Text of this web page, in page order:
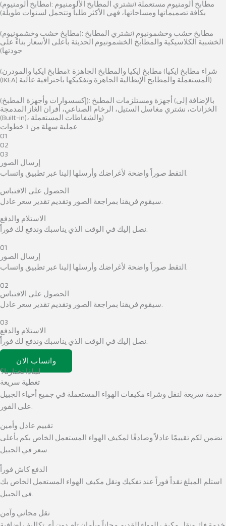
(مطابخ ألومنيوم): مطابخ ألومنيوم مستعملة (نشتري المطابخ الألومنيوم
بكافة تصميماتها ومساحاتها، فهي الأكثر طلباً وتتحمل لسنوات طويلة)
(مطابخ خشب وخشمونيوم): مطابخ خشب وخشمونيوم (نشتري المطابخ
الخشبية الكلاسيكية والمطابخ الخشمونيوم الحديثة بأعلى الأسعار بناءً على
جودتها)
(مطابخ ايكيا والمودرن): مطابخ ايكيا والمطابخ الجاهزة (شراء مطابخ ايكيا
(IKEA) المستعملة والمطابخ الإيطالية الجاهزة وتفكيكها باحترافية عالية)
(إكسسوارات وأجهزة المطبخ): أجهزة ومستلزمات المطبخ (بالإضافة إلى
الخزانات، نشتري مغاسل الستيل، الرخام الصناعي، أفران الغاز المدمجة
(Built-in)، والشفاطات المستعملة)
عملية سهلة من 3 خطوات
01
02
03
إرسال الصور
التقط صوراً واضحة لأغراضك وأرسلها إلينا عبر تطبيق واتساب.
الحصول على الاقتباس
سيقوم فريقنا بمراجعة الصور وتقديم تقدير سعر عادل.
الاستلام والدفع
نصل إليك في الوقت الذي يناسبك وندفع لك فوراً.
01
إرسال الصور
التقط صوراً واضحة لأغراضك وأرسلها إلينا عبر تطبيق واتساب.
02
الحصول على الاقتباس
03
الاستلام والدفع
نصل إليك في الوقت الذي يناسبك وندفع لك فوراً.
واتساب الان
لماذا تختارنا؟
تغطية سريعة
خدمة سريعة لنقل وشراء مكيفات الهواء المستعملة في جميع أحياء الجبيل
على الفور.
تقييم عادل وأمين
نضمن لكم تقييمًا عادلاً وصادقًا لمكيف الهواء المستعمل الخاص بكم بأعلى
سعر في الجبيل.
الدفع كاش فوراً
استلم المبلغ نقداً فوراً عند تفكيك ونقل مكيف الهواء المستعمل الخاص بك
في الجبيل.
نقل مجاني وآمن